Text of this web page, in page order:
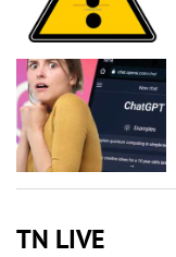
TN LIVE